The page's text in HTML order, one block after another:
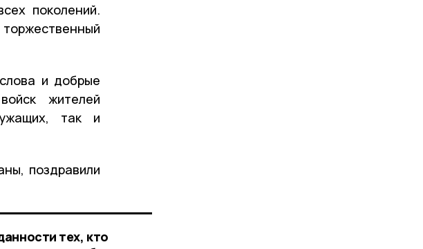
поколений.
и добрые
жителей
так и
поздравили
тех, кто